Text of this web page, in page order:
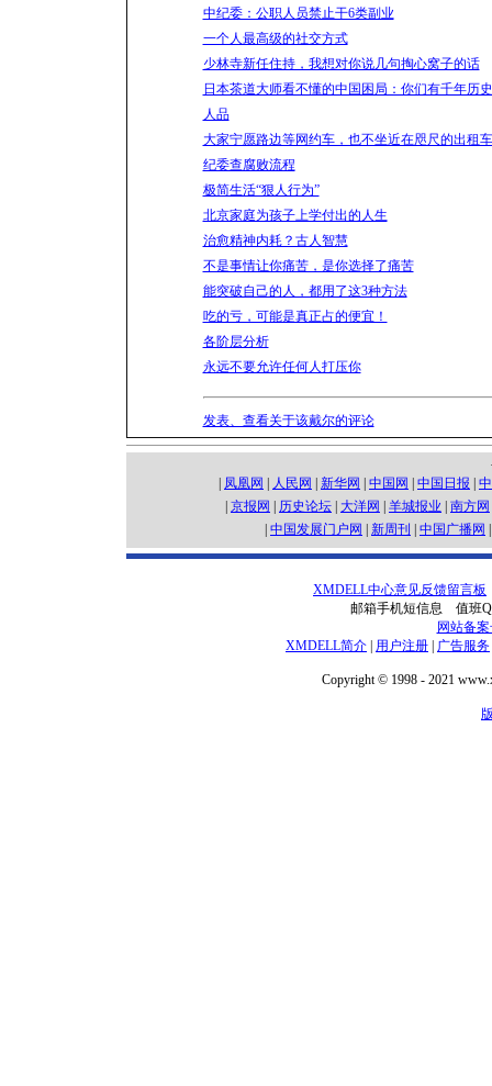
中纪委：公职人员禁止干6类副业
一个人最高级的社交方式
少林寺新任住持，我想对你说几句掏心窝子的话
日本茶道大师看不懂的中国困局：你们有千年历
人品
大家宁愿路边等网约车，也不坐近在咫尺的出租
纪委查腐败流程
极简生活“狠人行为”
北京家庭为孩子上学付出的人生
治愈精神内耗？古人智慧
不是事情让你痛苦，是你选择了痛苦
能突破自己的人，都用了这3种方法
吃的亏，可能是真正占的便宜！
各阶层分析
永远不要允许任何人打压你
发表、查看关于该戴尔的评论
凤凰网 人民网 新华网 中国网 中国日报
京报网 历史论坛 大洋网 羊城报业 南方网
中国发展门户网 新周刊 中国广播网
XMDELL中心意见反馈留言板
邮箱手机短信息 值班
网站备
XMDELL简介
用户注册 广告服务
Copyright © 1998 - 2021